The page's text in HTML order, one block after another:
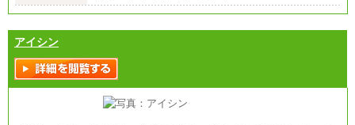
アイシン